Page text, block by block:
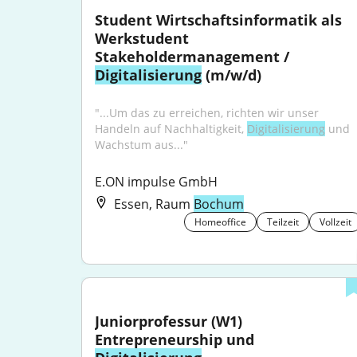
Student Wirtschaftsinformatik als
Werkstudent
Stakeholdermanagement /
Digitalisierung (m/w/d)
"...Um das zu erreichen, richten wir unser
Handeln auf Nachhaltigkeit, Digitalisierung und
Wachstum aus..."
E.ON impulse GmbH
Essen, Raum Bochum
Homeoffice Teilzeit Vollzeit
Juniorprofessur (W1)